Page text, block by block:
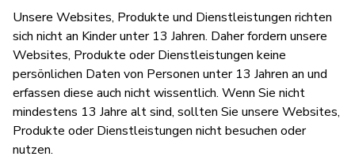
Unsere Websites, Produkte und Dienstleistungen richten
sich nicht an Kinder unter 13 Jahren. Daher fordern unsere
Websites, Produkte oder Dienstleistungen keine
persönlichen Daten von Personen unter 13 Jahren an und
erfassen diese auch nicht wissentlich. Wenn Sie nicht
mindestens 13 Jahre alt sind, sollten Sie unsere Websites,
Produkte oder Dienstleistungen nicht besuchen oder
nutzen.